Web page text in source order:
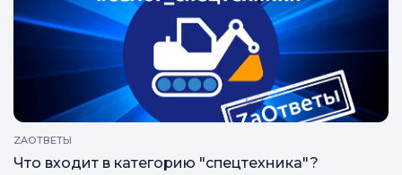
ZAОТВЕТЫ
Что входит в категорию "спецтехника"?